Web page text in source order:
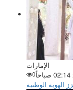
الإمارات
0
الهوية الوطنية